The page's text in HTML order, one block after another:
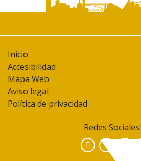
Inicio
Accesibilidad
Mapa Web
Aviso legal
Política de privacidad
Redes Sociales:
Facebook